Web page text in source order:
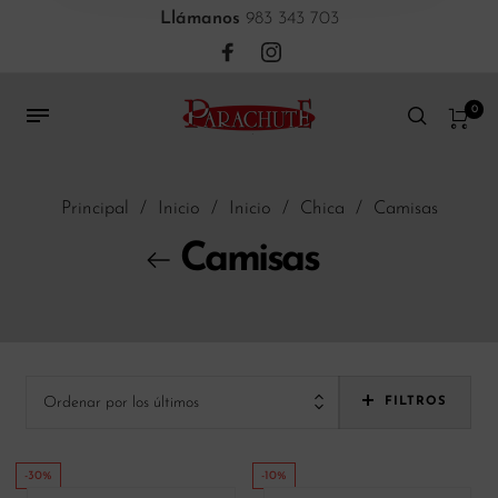
Llámanos 983 343 703
0
Principal / Inicio / Inicio / Chica / Camisas
Camisas
Ordenar por los últimos FILTROS
-30% -10%